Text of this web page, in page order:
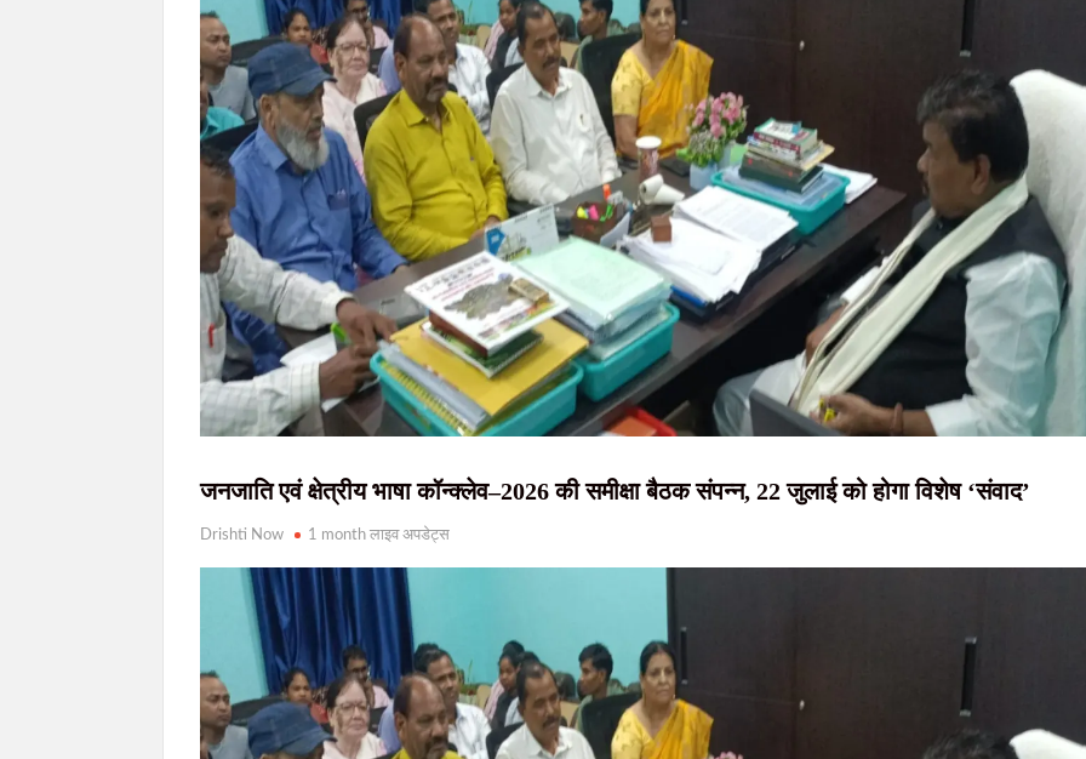
NEWS, हिंदी
न्यूज़ , HINDI
SAMACHAR,
हिंदी समाचार,
दृष्टि नाउ
शहीद निर्मल महतो की शहादत दिवस पर उलियान पहुंचे CM हेमंत सोरेन, बोले- ‘जब तक चांद-सूरज रहेगा, निर्मल महतो तेरा नाम रहेगा’
इंडस टावर से पावर केबल चोरी करने वाले गिरोह का खुलासा, चार आरोपी गिरफ्तार
10 अगस्त को विधानसभा घेराव की तैयारी, JPSC-JSSC रिफॉर्म मंच की छात्रों से रांची पहुंचने की अपील की
सिमडेगा के एसडीओ टैक्सी स्टैंड व मार्केट कॉम्प्लेक्स में चला अतिक्रमण हटाओ अभियान
10 अगस्त को राष्ट्रव्यापी रास्ता रोको-रेल रोको अभियान, रांची में अल्बर्ट एक्का चौक पर रोड ब्लॉक करेंगे किसान-मजदूर
जनजाति एवं क्षेत्रीय भाषा कॉन्क्लेव–2026 की समीक्षा बैठक संपन्न, 22 जुलाई को होगा विशेष ‘संवाद’
Drishti Now 1 month लाइव अपडेट्स